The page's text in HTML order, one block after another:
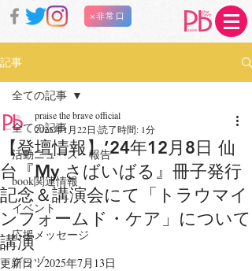
×非常口
記事
全ての記事
活動ニュース・報告
book関連情報
イベント
応援メッセージ
グッヅ
全ての記事
【登壇情報】’24年12月8日 仙
台『My さばいばる』冊子発行
記念＆講演会にて「トラウマイ
ンフォームド・ケア」について
講演
praise the brave official
2025年1月22日 読了時間: 1分
更新日：2025年7月13日